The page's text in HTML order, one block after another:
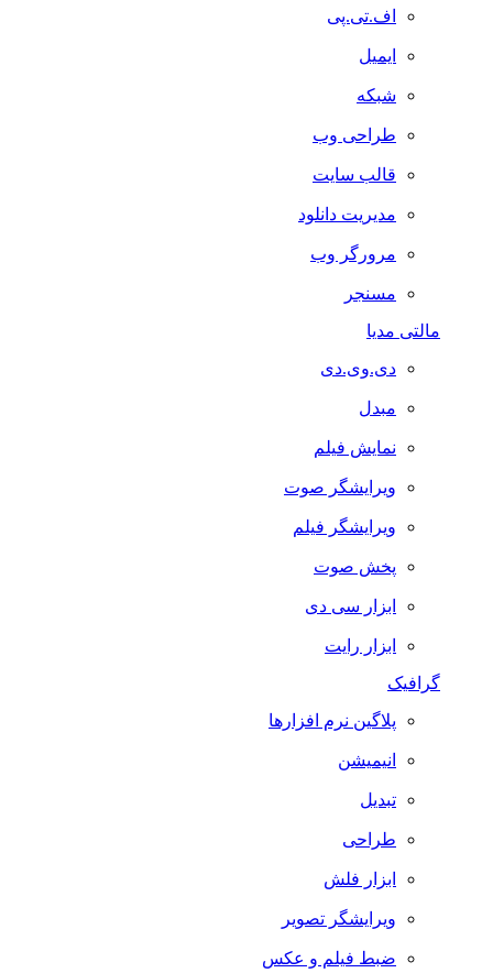
اف.تی.پی
ایمیل
شبکه
طراحی وب
قالب سایت
مدیریت دانلود
مرورگر وب
مسنجر
مالتی مدیا
دی.وی.دی
مبدل
نمایش فیلم
ویرایشگر صوت
ویرایشگر فیلم
پخش صوت
ابزار سی دی
ابزار رایت
گرافیک
پلاگین نرم افزارها
انیمیشن
تبدیل
طراحی
ابزار فلش
ویرایشگر تصویر
ضبط فيلم و عكس